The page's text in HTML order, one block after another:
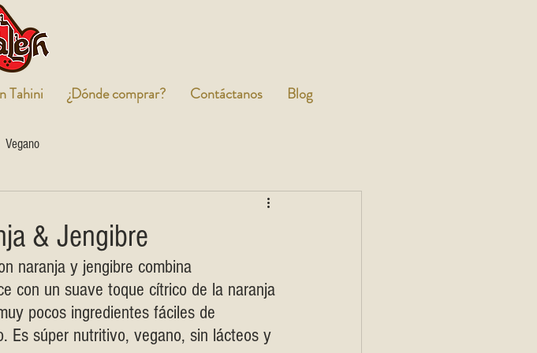
Tahini ¿Dónde comprar? Contáctanos Blog
Vegano
& Jengibre
naranja y jengibre combina
con un suave toque cítrico de la naranja
pocos ingredientes fáciles de
Es súper nutritivo, vegano, sin lácteos y